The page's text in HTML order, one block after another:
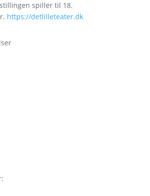
spiller til 18.
https://detlilleteater.dk
: